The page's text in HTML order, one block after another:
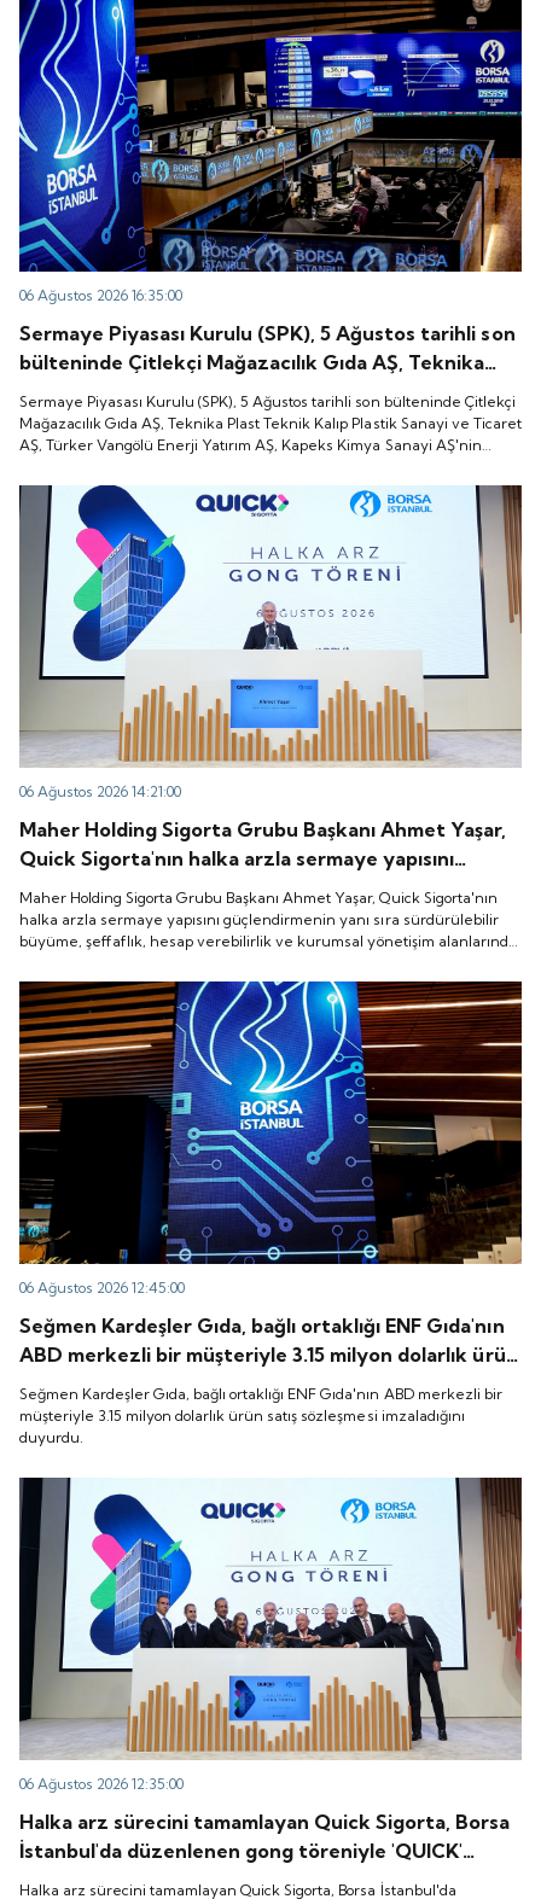
06 Ağustos 2026 16:35:00
Sermaye Piyasası Kurulu (SPK), 5 Ağustos tarihli son
bülteninde Çitlekçi Mağazacılık Gıda AŞ, Teknika
Plast Teknik Kalıp Plastik Sanayi ve Ticaret AŞ,
Türker Vangölü Enerji Yatırım AŞ, Kapeks Kimya
Sanayi AŞ'nin halka arzlarına onay verdiği duyurdu.
Sermaye Piyasası Kurulu (SPK), 5 Ağustos tarihli son bülteninde Çitlekçi
Mağazacılık Gıda AŞ, Teknika Plast Teknik Kalıp Plastik Sanayi ve Ticaret
AŞ, Türker Vangölü Enerji Yatırım AŞ, Kapeks Kimya Sanayi AŞ'nin
06 Ağustos 2026 14:21:00
Maher Holding Sigorta Grubu Başkanı Ahmet Yaşar,
Quick Sigorta'nın halka arzla sermaye yapısını
güçlendirmenin yanı sıra sürdürülebilir büyüme,
şeffaflık, hesap verebilirlik ve kurumsal yönetişim
alanlarında yeni bir döneme girdiğini belirtti.
Maher Holding Sigorta Grubu Başkanı Ahmet Yaşar, Quick Sigorta'nın
halka arzla sermaye yapısını güçlendirmenin yanı sıra sürdürülebilir
büyüme, şeffaflık, hesap verebilirlik ve kurumsal yönetişim alanlarında
06 Ağustos 2026 12:45:00
Seğmen Kardeşler Gıda, bağlı ortaklığı ENF Gıda'nın
ABD merkezli bir müşteriyle 3.15 milyon dolarlık ürün
satış sözleşmesi imzaladığını duyurdu.
Seğmen Kardeşler Gıda, bağlı ortaklığı ENF Gıda'nın ABD merkezli bir
müşteriyle 3.15 milyon dolarlık ürün satış sözleşmesi imzaladığını
duyurdu.
06 Ağustos 2026 12:35:00
Halka arz sürecini tamamlayan Quick Sigorta, Borsa
İstanbul'da düzenlenen gong töreniyle 'QUICK'
koduyla işlem görmeye başladı.
Halka arz sürecini tamamlayan Quick Sigorta, Borsa İstanbul'da